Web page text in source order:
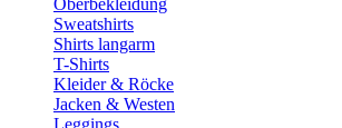
Oberbekleidung
Sweatshirts
Shirts langarm
T-Shirts
Kleider & Röcke
Jacken & Westen
Leggings